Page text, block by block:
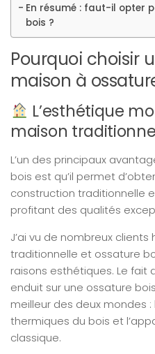
En résumé : faut-il opter
bois ?
Pourquoi choisir
maison à
L’esthétique
maison
L’un des principaux
bois est qu’il permet
construction traditionnelle
profitant des qualités
J’ai vu de nombreux
traditionnelle et ossature
raisons esthétiques. Le fait
enduit sur une ossature
meilleur des deux mondes
thermiques du bois et
classique.